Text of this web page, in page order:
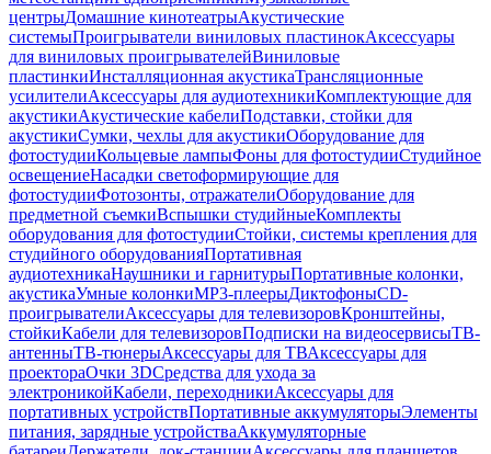
центрыДомашние кинотеатрыАкустические
системыПроигрыватели виниловых пластинокАксессуары
для виниловых проигрывателейВиниловые
пластинкиИнсталляционная акустикаТрансляционные
усилителиАксессуары для аудиотехникиКомплектующие для
акустикиАкустические кабелиПодставки, стойки для
акустикиСумки, чехлы для акустикиОборудование для
фотостудииКольцевые лампыФоны для фотостудииСтудийное
освещениеНасадки светоформирующие для
фотостудииФотозонты, отражателиОборудование для
предметной съемкиВспышки студийныеКомплекты
оборудования для фотостудииСтойки, системы крепления для
студийного оборудованияПортативная
аудиотехникаНаушники и гарнитурыПортативные колонки,
акустикаУмные колонкиMP3-плеерыДиктофоныCD-
проигрывателиАксессуары для телевизоровКронштейны,
стойкиКабели для телевизоровПодписки на видеосервисыТВ-
антенныТВ-тюнерыАксессуары для ТВАксессуары для
проектораОчки 3DСредства для ухода за
электроникойКабели, переходникиАксессуары для
портативных устройствПортативные аккумуляторыЭлементы
питания, зарядные устройстваАккумуляторные